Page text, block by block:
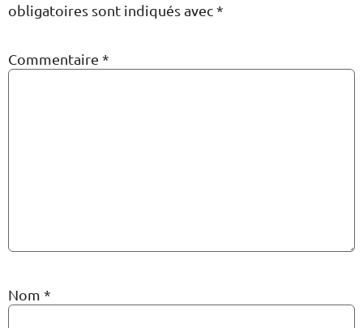
obligatoires sont indiqués avec*
Commentaire *
Nom *